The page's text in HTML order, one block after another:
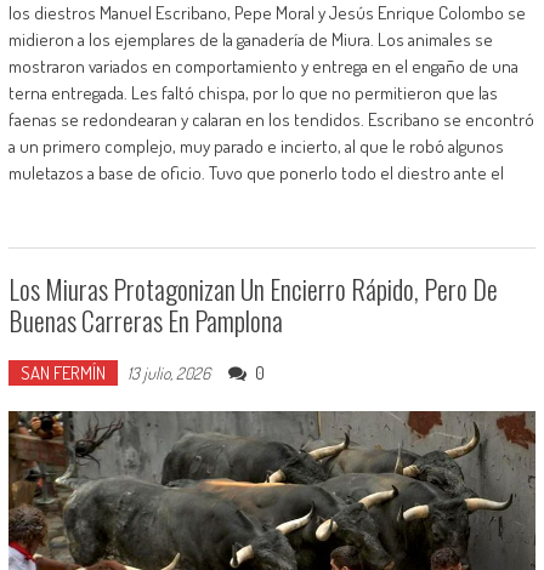
los diestros Manuel Escribano, Pepe Moral y Jesús Enrique Colombo se
midieron a los ejemplares de la ganadería de Miura. Los animales se
mostraron variados en comportamiento y entrega en el engaño de una
terna entregada. Les faltó chispa, por lo que no permitieron que las
faenas se redondearan y calaran en los tendidos. Escribano se encontró
a un primero complejo, muy parado e incierto, al que le robó algunos
muletazos a base de oficio. Tuvo que ponerlo todo el diestro ante el
Los Miuras Protagonizan Un Encierro Rápido, Pero De
Buenas Carreras En Pamplona
SAN FERMÍN 13 julio, 2026 0